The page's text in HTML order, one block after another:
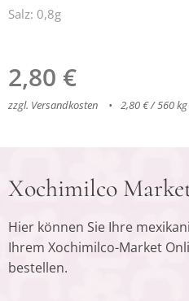
Salz: 0,8g
2,80 €
zzgl. Versandkosten 2,80 € / 560 kg
Xochimilco
Hier können Sie Ihre
Ihrem Xochimilco-Market
bestellen.